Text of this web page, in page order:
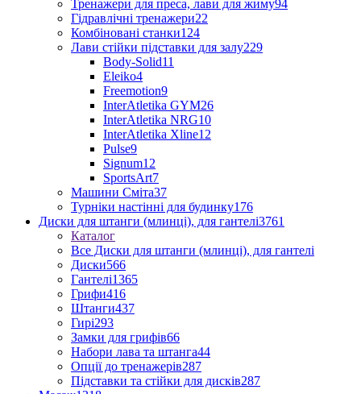
Тренажери для преса, лави для жиму94
Гідравлічні тренажери22
Комбіновані станки124
Лави стійки підставки для залу229
Body-Solid11
Eleiko4
Freemotion9
InterAtletika GYM26
InterAtletika NRG10
InterAtletika Xline12
Pulse9
Signum12
SportsArt7
Машини Сміта37
Турніки настінні для будинку176
Диски для штанги (млинці), для гантелі3761
Каталог
Все Диски для штанги (млинці), для гантелі
Диски566
Гантелі1365
Грифи416
Штанги437
Гирі293
Замки для грифів66
Набори лава та штанга44
Опції до тренажерів287
Підставки та стійки для дисків287